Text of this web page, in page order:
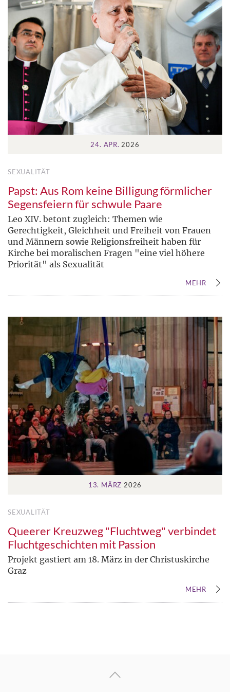
24. APR. 2026
SEXUALITÄT
Papst: Aus Rom keine Billigung förmlicher
Segensfeiern für schwule Paare
Leo XIV. betont zugleich: Themen wie
Gerechtigkeit, Gleichheit und Freiheit von Frauen
und Männern sowie Religionsfreiheit haben für
Kirche bei moralischen Fragen "eine viel höhere
Priorität" als Sexualität
MEHR
13. MÄRZ 2026
SEXUALITÄT
Queerer Kreuzweg "Fluchtweg" verbindet
Fluchtgeschichten mit Passion
Projekt gastiert am 18. März in der Christuskirche
Graz
MEHR